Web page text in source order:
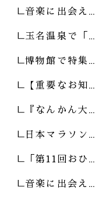
音楽に出会え…
玉名温泉で「…
博物館で特集…
【重要なお知…
『なんかん大…
日本マラソン…
「第11回おひ…
音楽に出会え…